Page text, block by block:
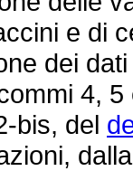
e di
dei
4,
bis, del